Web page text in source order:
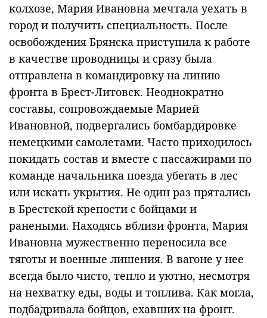
колхозе, Мария Ивановна мечтала уехать в
город и получить специальность. После
освобождения Брянска приступила к работе
в качестве проводницы и сразу была
отправлена в командировку на линию
фронта в Брест-Литовск. Неоднократно
составы, сопровождаемые Марией
Ивановной, подвергались бомбардировке
немецкими самолетами. Часто приходилось
покидать состав и вместе с пассажирами по
команде начальника поезда убегать в лес
или искать укрытия. Не один раз прятались
в Брестской крепости с бойцами и
ранеными. Находясь вблизи фронта, Мария
Ивановна мужественно переносила все
тяготы и военные лишения. В вагоне у нее
всегда было чисто, тепло и уютно, несмотря
на нехватку еды, воды и топлива. Как могла,
подбадривала бойцов, ехавших на фронт.